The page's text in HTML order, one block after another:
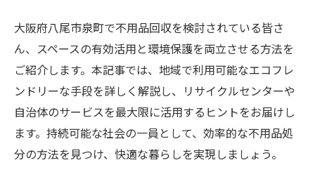
大阪府八尾市泉町で不用品回収を検討されている皆さ
ん、スペースの有効活用と環境保護を両立させる方法を
ご紹介します。本記事では、地域で利用可能なエコフレ
ンドリーな手段を詳しく解説し、リサイクルセンターや
自治体のサービスを最大限に活用するヒントをお届けし
ます。持続可能な社会の一員として、効率的な不用品処
分の方法を見つけ、快適な暮らしを実現しましょう。